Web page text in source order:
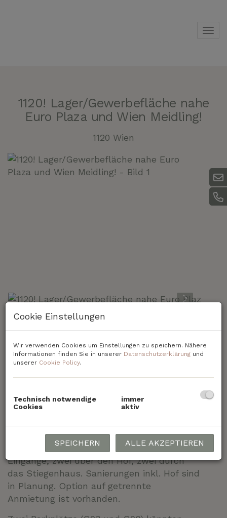
1120! Lager/Gewerbefläche nahe
Euro Plaza und Wien Meidling!
1120 Wien
Beschreibung
1120! Lager/Gewerbefläche nahe EURO
Lager/Gewerbefläche in der Oswaldgasse
Das Objekt verfügt überca. 291,26 m²
Nutzfläche. Die Räumlichkeiten haben 4
Eingänge, zwei über den Hof, zwei durch
das Stiegenhaus. Sanierungen inkl. Hof sind
in Planung. Option auf getrennte
Anmietung ist vorhanden.
Cookie Einstellungen
Wir verwenden Cookies um Einstellungen zu speichern. Nähere
Informationen finden Sie in unserer Datenschutzerklärung und
unserer Cookie Policy.
Technisch notwendige
Cookies
immer
aktiv
SPEICHERN ALLE AKZEPTIEREN